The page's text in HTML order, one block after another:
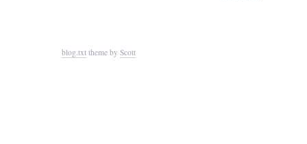
blog.txttheme by Scott